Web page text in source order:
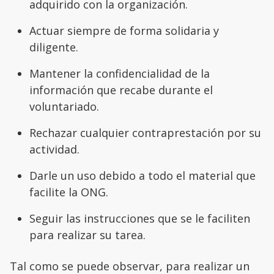
adquirido con la organización.
Actuar siempre de forma solidaria y
diligente.
Mantener la confidencialidad de la
información que recabe durante el
voluntariado.
Rechazar cualquier contraprestación por su
actividad.
Darle un uso debido a todo el material que
facilite la ONG.
Seguir las instrucciones que se le faciliten
para realizar su tarea.
Tal como se puede observar, para realizar un